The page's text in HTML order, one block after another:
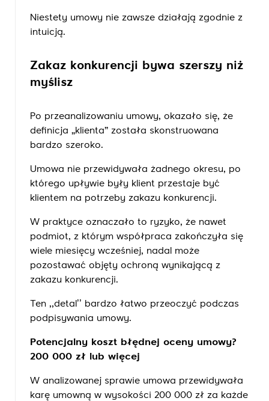
Niestety umowy nie zawsze działają zgodnie z
intuicją.
Zakaz konkurencji bywa szerszy niż
myślisz
Po przeanalizowaniu umowy, okazało się, że
definicja „klienta” została skonstruowana
bardzo szeroko.
Umowa nie przewidywała żadnego okresu, po
którego upływie były klient przestaje być
klientem na potrzeby zakazu konkurencji.
W praktyce oznaczało to ryzyko, że nawet
podmiot, z którym współpraca zakończyła się
wiele miesięcy wcześniej, nadal może
pozostawać objęty ochroną wynikającą z
zakazu konkurencji.
Ten ,,detal’’ bardzo łatwo przeoczyć podczas
podpisywania umowy.
Potencjalny koszt błędnej oceny umowy?
200 000 zł lub więcej
W analizowanej sprawie umowa przewidywała
karę umowną w wysokości 200 000 zł za każde